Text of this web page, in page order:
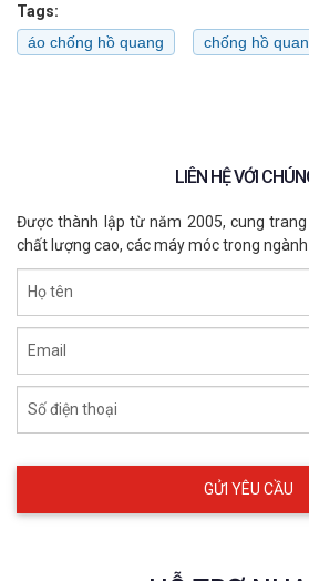
Tags:
áo chống hồ quang
chống hồ
LIÊN HỆ VỚI
Được thành lập từ năm 2005, cung
chất lượng cao, các máy móc trong ngành
Họ tên
Email
Số điện thoại